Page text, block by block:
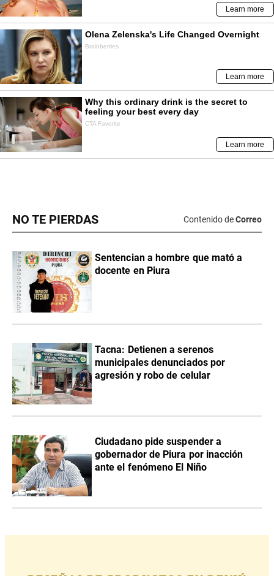
NO TE PIERDAS Contenido deCorreo
Sentencian a hombre que mató a
docente en Piura
Tacna: Detienen a serenos
municipales denunciados por
agresión y robo de celular
Ciudadano pide suspender a
gobernador de Piura por inacción
ante el fenómeno El Niño